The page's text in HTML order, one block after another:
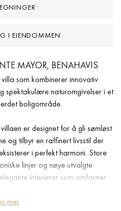
I EIENDOMMEN
MAYOR, BENAHAVIS
som kombinerer innovativ
spektakulære naturomgivelser i et
boligområde.
er designet for å gli sømløst
og tilbyr en raffinert livsstil der
i perfekt harmoni. Store
linjer og nøye utvalgte
interiører som omfavner
mer